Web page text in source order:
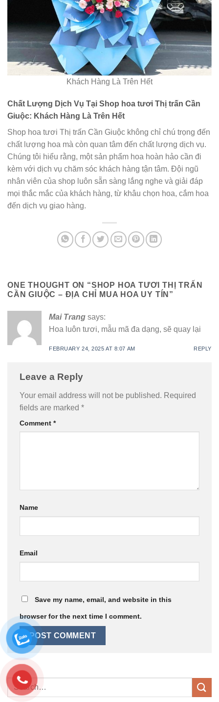
Khách Hàng Là Trên Hết
Chất Lượng Dịch Vụ Tại Shop hoa tươi Thị trấn Cần
Giuộc: Khách Hàng Là Trên Hết
Shop hoa tươi Thị trấn Cần Giuộc không chỉ chú trọng đến
chất lượng hoa mà còn quan tâm đến chất lượng dịch vụ.
Chúng tôi hiểu rằng, một sản phẩm hoa hoàn hảo cần đi
kèm với dịch vụ chăm sóc khách hàng tận tâm. Đội ngũ
nhân viên của shop luôn sẵn sàng lắng nghe và giải đáp
mọi thắc mắc của khách hàng, từ khâu chọn hoa, cắm hoa
đến dịch vụ giao hàng.
ONE THOUGHT ON “SHOP HOA TƯƠI THỊ TRẤN
CẦN GIUỘC – ĐỊA CHỈ MUA HOA UY TÍN ”
Mai Trang says:
Hoa luôn tươi, mẫu mã đa dạng, sẽ quay lại
FEBRUARY 24, 2025 AT 8:07 AM REPLY
Leave a Reply
Your email address will not be published. Required
fields are marked *
Comment *
Name
Email
Save my name, email, and website in this
browser for the next time I comment.